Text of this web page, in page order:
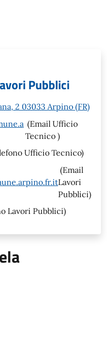
Pubblici
2 03033 Arpino (FR)
(Email Ufficio
Tecnico )
Ufficio Tecnico)
(Email
Lavori
Pubblici)
Lavori Pubblici)